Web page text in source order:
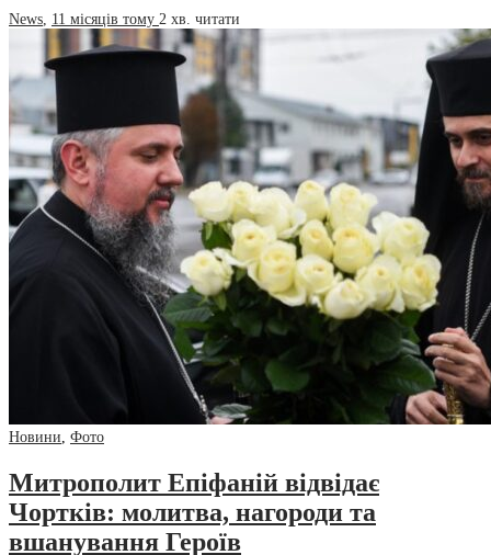
News, 11 місяців тому 2 хв. читати
Новини, Фото
Митрополит Епіфаній відвідає
Чортків: молитва, нагороди та
вшанування Героїв